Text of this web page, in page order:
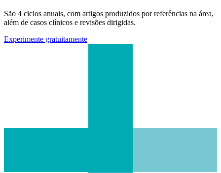
São 4 ciclos anuais, com artigos produzidos por referências na área,
além de casos clínicos e revisões dirigidas.
Experimente gratuitamente